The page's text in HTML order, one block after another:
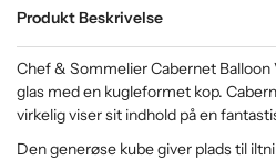
Produkt Beskrivelse
Chef & Sommelier Cabernet Balloon
glas med en kugleformet kop.
virkelig viser sit indhold på en
Den generøse kube giver plads til